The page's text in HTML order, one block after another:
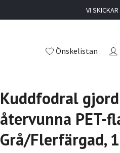
VI
Önskelistan
Kuddfodral
återvunna PET-
Grå/Flerfärgad,